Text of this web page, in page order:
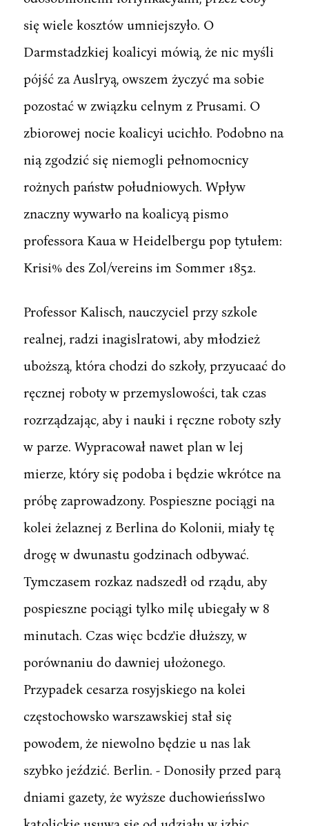
się wiele kosztów umniejszyło. O
Darmstadzkiej koalicyi mówią, że nic myśli
pójść za Auslryą, owszem życzyć ma sobie
pozostać w związku celnym z Prusami. O
zbiorowej nocie koalicyi ucichło. Podobno na
nią zgodzić się niemogli pełnomocnicy
rożnych państw południowych. Wpływ
znaczny wywarło na koalicyą pismo
professora Kaua w Heidelbergu pop tytułem:
Krisi% des Zol/vereins im Sommer 1852.
Professor Kalisch, nauczyciel przy szkole
realnej, radzi inagislratowi, aby młodzież
uboższą, która chodzi do szkoły, przyucaać do
ręcznej roboty w przemyslowości, tak czas
rozrządzając, aby i nauki i ręczne roboty szły
w parze. Wypracował nawet plan w lej
mierze, który się podoba i będzie wkrótce na
próbę zaprowadzony. Pospieszne pociągi na
kolei żelaznej z Berlina do Kolonii, miały tę
drogę w dwunastu godzinach odbywać.
Tymczasem rozkaz nadszedł od rządu, aby
pospieszne pociągi tylko milę ubiegały w 8
minutach. Czas więc bcdz'ie dłuższy, w
porównaniu do dawniej ułożonego.
Przypadek cesarza rosyjskiego na kolei
częstochowsko warszawskiej stał się
powodem, że niewolno będzie u nas lak
szybko jeździć. Berlin. - Donosiły przed parą
dniami gazety, że wyższe duchowieńssIwo